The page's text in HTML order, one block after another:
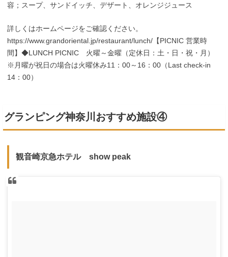
容；スープ、サンドイッチ、デザート、オレンジジュース
詳しくはホームページをご確認ください。
https://www.grandoriental.jp/restaurant/lunch/【PICNIC 営業時
間】◆LUNCH PICNIC 火曜～金曜（定休日：土・日・祝・月）
※月曜が祝日の場合は火曜休み11：00～16：00（Last check-in
14：00）
グランピング神奈川おすすめ施設④
観音崎京急ホテル show peak